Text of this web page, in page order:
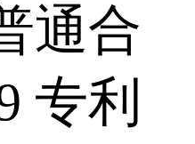
通合
专利